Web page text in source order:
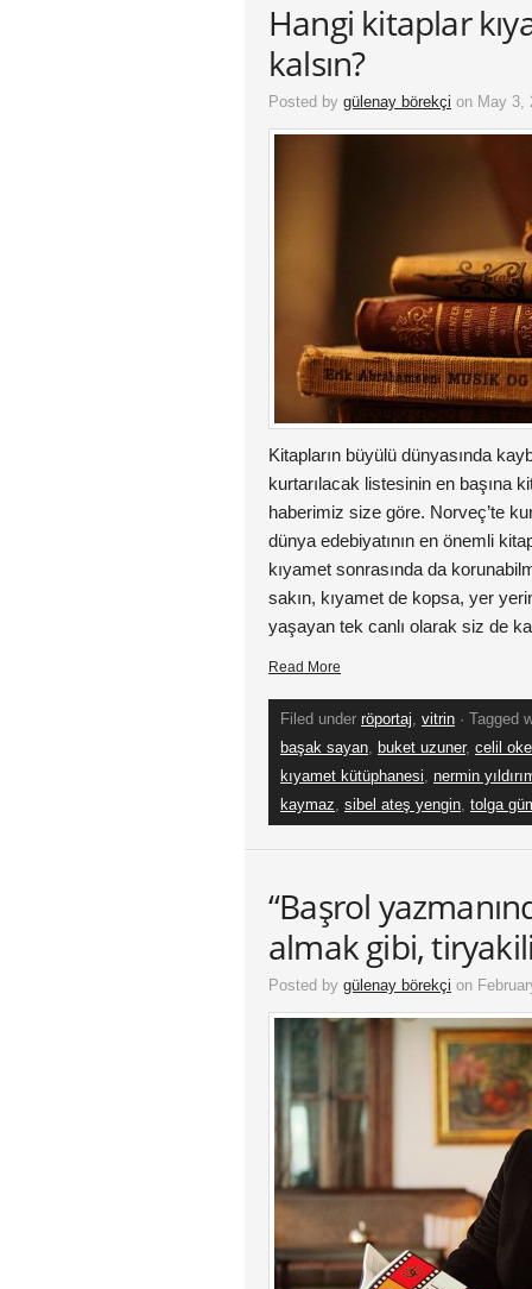
Hangi kitaplar
kalsın?
Posted by gülenay börekçi on May 3,
Kitapların büyülü dünyasında
kurtarılacak listesinin en başına
haberimiz size göre. Norveç’te
dünya edebiyatının en önemli
kıyamet sonrasında da
sakın, kıyamet de kopsa, yer
yaşayan tek canlı olarak siz de
Read More
Filed under röportaj, vitrin · Tagged
başak sayan, buket uzuner, celil
kıyamet kütüphanesi, nermin
kaymaz, sibel ateş yengin, tolga
“Başrol
almak gibi,
Posted by gülenay börekçi on